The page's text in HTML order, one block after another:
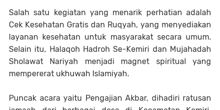
Salah satu kegiatan yang menarik perhatian adalah
Cek Kesehatan Gratis dan Ruqyah, yang menyediakan
layanan kesehatan untuk masyarakat secara umum.
Selain itu, Halaqoh Hadroh Se-Kemiri dan Mujahadah
Sholawat Nariyah menjadi magnet spiritual yang
mempererat ukhuwah Islamiyah.
Puncak acara yaitu Pengajian Akbar, dihadiri ratusan